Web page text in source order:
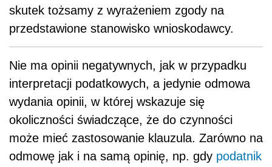
skutek tożsamy z wyrażeniem zgody na
przedstawione stanowisko wnioskodawcy.
Nie ma opinii negatywnych, jak w przypadku
interpretacji podatkowych, a jedynie odmowa
wydania opinii, w której wskazuje się
okoliczności świadczące, że do czynności
może mieć zastosowanie klauzula. Zarówno na
odmowę jak i na samą opinię, np. gdy podatnik